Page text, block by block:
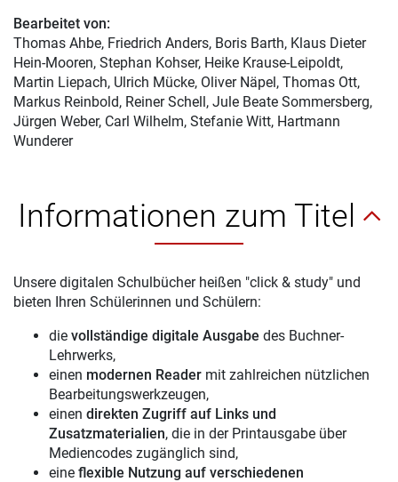
Bearbeitet von:
Thomas Ahbe, Friedrich Anders, Boris Barth, Klaus Dieter
Hein-Mooren, Stephan Kohser, Heike Krause-Leipoldt,
Martin Liepach, Ulrich Mücke, Oliver Näpel, Thomas Ott,
Markus Reinbold, Reiner Schell, Jule Beate Sommersberg,
Jürgen Weber, Carl Wilhelm, Stefanie Witt, Hartmann
Wunderer
Informationen zum Titel
Unsere digitalen Schulbücher heißen "click & study" und
bieten Ihren Schülerinnen und Schülern:
die vollständige digitale Ausgabe des Buchner-
Lehrwerks,
einen modernen Reader mit zahlreichen nützlichen
Bearbeitungswerkzeugen,
einen direkten Zugriff auf Links und
Zusatzmaterialien, die in der Printausgabe über
Mediencodes zugänglich sind,
eine flexible Nutzung auf verschiedenen